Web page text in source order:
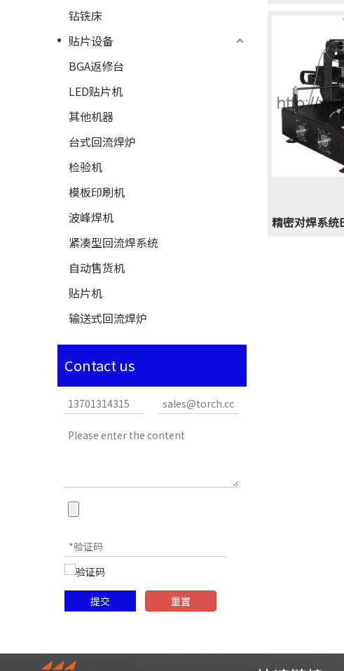
钻铣床
贴片设备
BGA返修台
LED贴片机
其他机器
台式回流焊炉
检验机
模板印刷机
波峰焊机
紧凑型回流焊系统
自动售货机
贴片机
输送式回流焊炉
Contact us
提交 重置
精密对焊系统